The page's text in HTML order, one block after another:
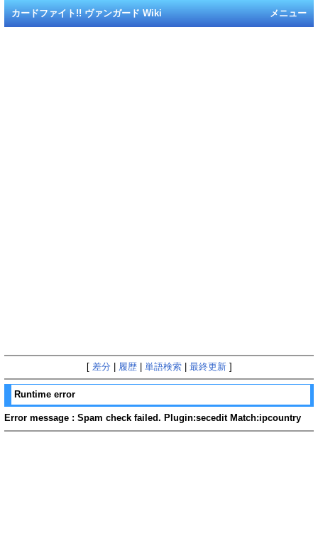
メニュー
カードファイト!! ヴァンガード Wiki
[ 差分 履歴| 単語検索| 最終更新]
Runtime error
Error message : Spam check failed. Plugin:secedit Match:ipcountry